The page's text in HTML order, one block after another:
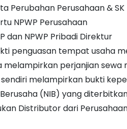
Perubahan Perusahaan &
NPWP Perusahaan
dan NPWP Pribadi Direktur
penguasan tempat usaha
melampirkan perjanjian sewa
sendiri melampirkan bukti
(NIB) yang
Distributor dari